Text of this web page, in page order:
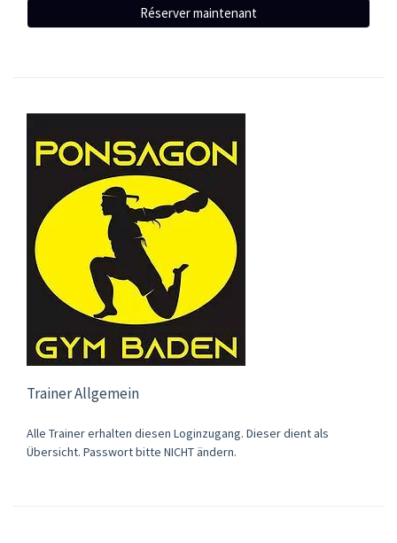
Réserver maintenant
Trainer Allgemein
Alle Trainer erhalten diesen Loginzugang. Dieser dient als
Übersicht. Passwort bitte NICHT ändern.